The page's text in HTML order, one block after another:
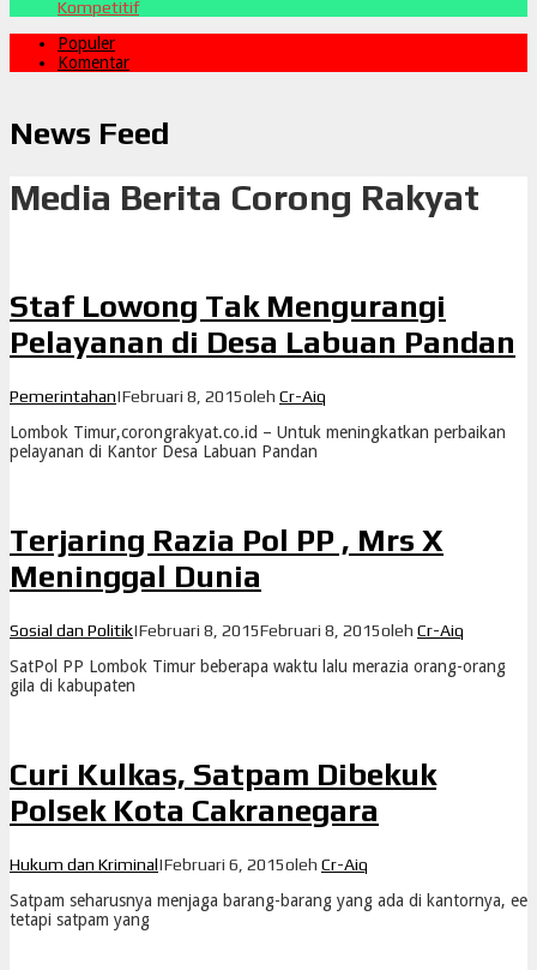
Kompetitif
Populer
Komentar
News Feed
Media Berita Corong Rakyat
Staf Lowong Tak Mengurangi
Pelayanan di Desa Labuan Pandan
Pemerintahan|Februari 8, 2015oleh Cr-Aiq
Lombok Timur,corongrakyat.co.id – Untuk meningkatkan perbaikan
pelayanan di Kantor Desa Labuan Pandan
Terjaring Razia Pol PP , Mrs X
Meninggal Dunia
Sosial dan Politik|Februari 8, 2015Februari 8, 2015oleh Cr-Aiq
SatPol PP Lombok Timur beberapa waktu lalu merazia orang-orang
gila di kabupaten
Curi Kulkas, Satpam Dibekuk
Polsek Kota Cakranegara
Hukum dan Kriminal|Februari 6, 2015oleh Cr-Aiq
Satpam seharusnya menjaga barang-barang yang ada di kantornya, ee
tetapi satpam yang